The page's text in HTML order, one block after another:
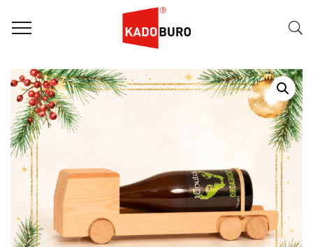
Home
Kerstpakketten - Duurzaam
Kerstpakket 2026 – Bier Truck